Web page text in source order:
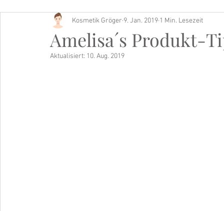
Buch Tipp
Amelisa´s Produkt-
Kosmetik Gröger 9. Jan. 2019 1 Min. Lesezeit
Aktualisiert: 10. Aug. 2019